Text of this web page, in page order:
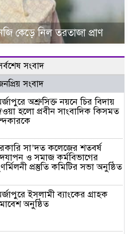
কেড়ে নিল তরতাজা প্রাণ
সংবাদ
সংবাদ
অশ্রুসিক্ত নয়নে চির বিদায়
হলো প্রবীন সাংবাদিক কিসমত
সা’দত কলেজের শতবর্ষ
ও সমাজ কর্মবিভাগের
প্রস্তুতি কমিটির সভা অনুষ্ঠিত
ইসলামী ব্যাংকের গ্রাহক
অনুষ্ঠিত